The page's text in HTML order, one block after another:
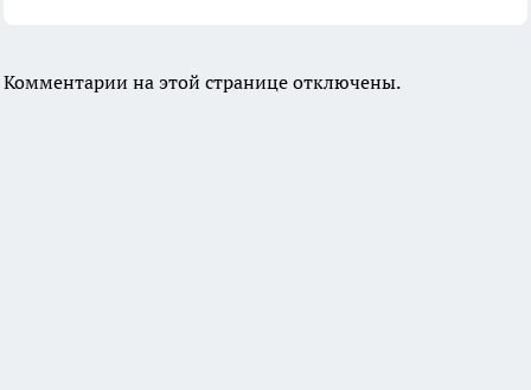
Комментарии на этой странице отключены.